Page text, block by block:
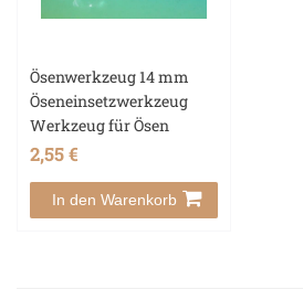
Ösenwerkzeug 14 mm
Öseneinsetzwerkzeug
Werkzeug für Ösen
2,55 €
In den Warenkorb